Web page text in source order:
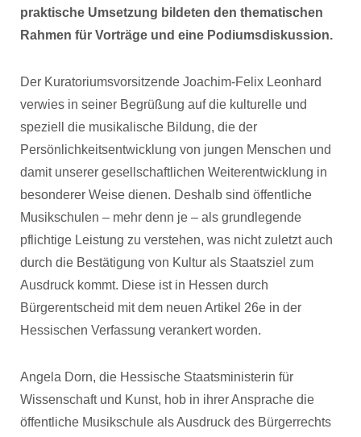
praktische Umsetzung bildeten den thematischen
Rahmen für Vorträge und eine Podiumsdiskussion.
Der Kuratoriumsvorsitzende Joachim-Felix Leonhard
verwies in seiner Begrüßung auf die kulturelle und
speziell die musikalische Bildung, die der
Persönlichkeitsentwicklung von jungen Menschen und
damit unserer gesellschaftlichen Weiterentwicklung in
besonderer Weise dienen. Deshalb sind öffentliche
Musikschulen – mehr denn je – als grundlegende
pflichtige Leistung zu verstehen, was nicht zuletzt auch
durch die Bestätigung von Kultur als Staatsziel zum
Ausdruck kommt. Diese ist in Hessen durch
Bürgerentscheid mit dem neuen Artikel 26e in der
Hessischen Verfassung verankert worden.
Angela Dorn, die Hessische Staatsministerin für
Wissenschaft und Kunst, hob in ihrer Ansprache die
öffentliche Musikschule als Ausdruck des Bürgerrechts